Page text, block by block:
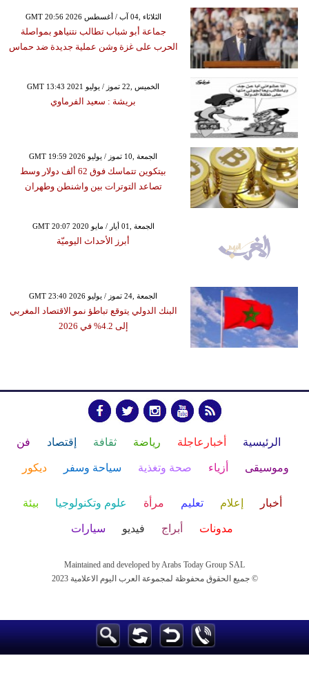
GMT 20:56 2026 الثلاثاء ,04 آب / أغسطس
جماعة أبو شباب تطالب نتنياهو بمواصلة
الحرب على غزة وشن عملية جديدة ضد حماس
GMT 13:43 2021 الخميس ,22 تموز / يوليو
بريشة : سعيد الفرماوي
GMT 19:59 2026 الجمعة ,10 تموز / يوليو
بيتكوين تتماسك فوق 62 ألف دولار وسط
تصاعد التوترات بين واشنطن وطهران
GMT 20:07 2020 الجمعة ,01 أيار / مايو
أبرز الأحداث اليوميّة
GMT 23:40 2026 الجمعة ,24 تموز / يوليو
البنك الدولي يتوقع تباطؤ نمو الاقتصاد المغربي
إلى 4.2% في 2026
الرئيسية أخبارعاجلة رياضة ثقافة إقتصاد فن
وموسيقى أزياء صحة وتغذية سياحة وسفر ديكور
أخبار إعلام تعليم مرأة علوم وتكنولوجيا بيئة
مدونات أبراج فيديو سيارات
Maintained and developed by Arabs Today Group SAL
جميع الحقوق محفوظة لمجموعة العرب اليوم الاعلامية 2023 ©